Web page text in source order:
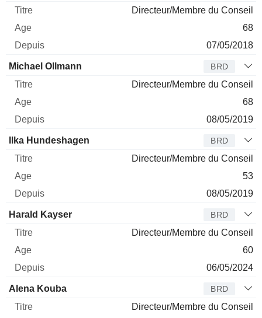
Directeur/Membre du Conseil
68
07/05/2018
Michael Ollmann BRD
Directeur/Membre du Conseil
68
08/05/2019
Ilka Hundeshagen BRD
Directeur/Membre du Conseil
53
08/05/2019
Harald Kayser BRD
Directeur/Membre du Conseil
60
06/05/2024
Alena Kouba BRD
Directeur/Membre du Conseil